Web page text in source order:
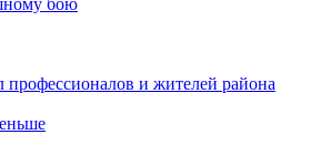
бою
и жителей района